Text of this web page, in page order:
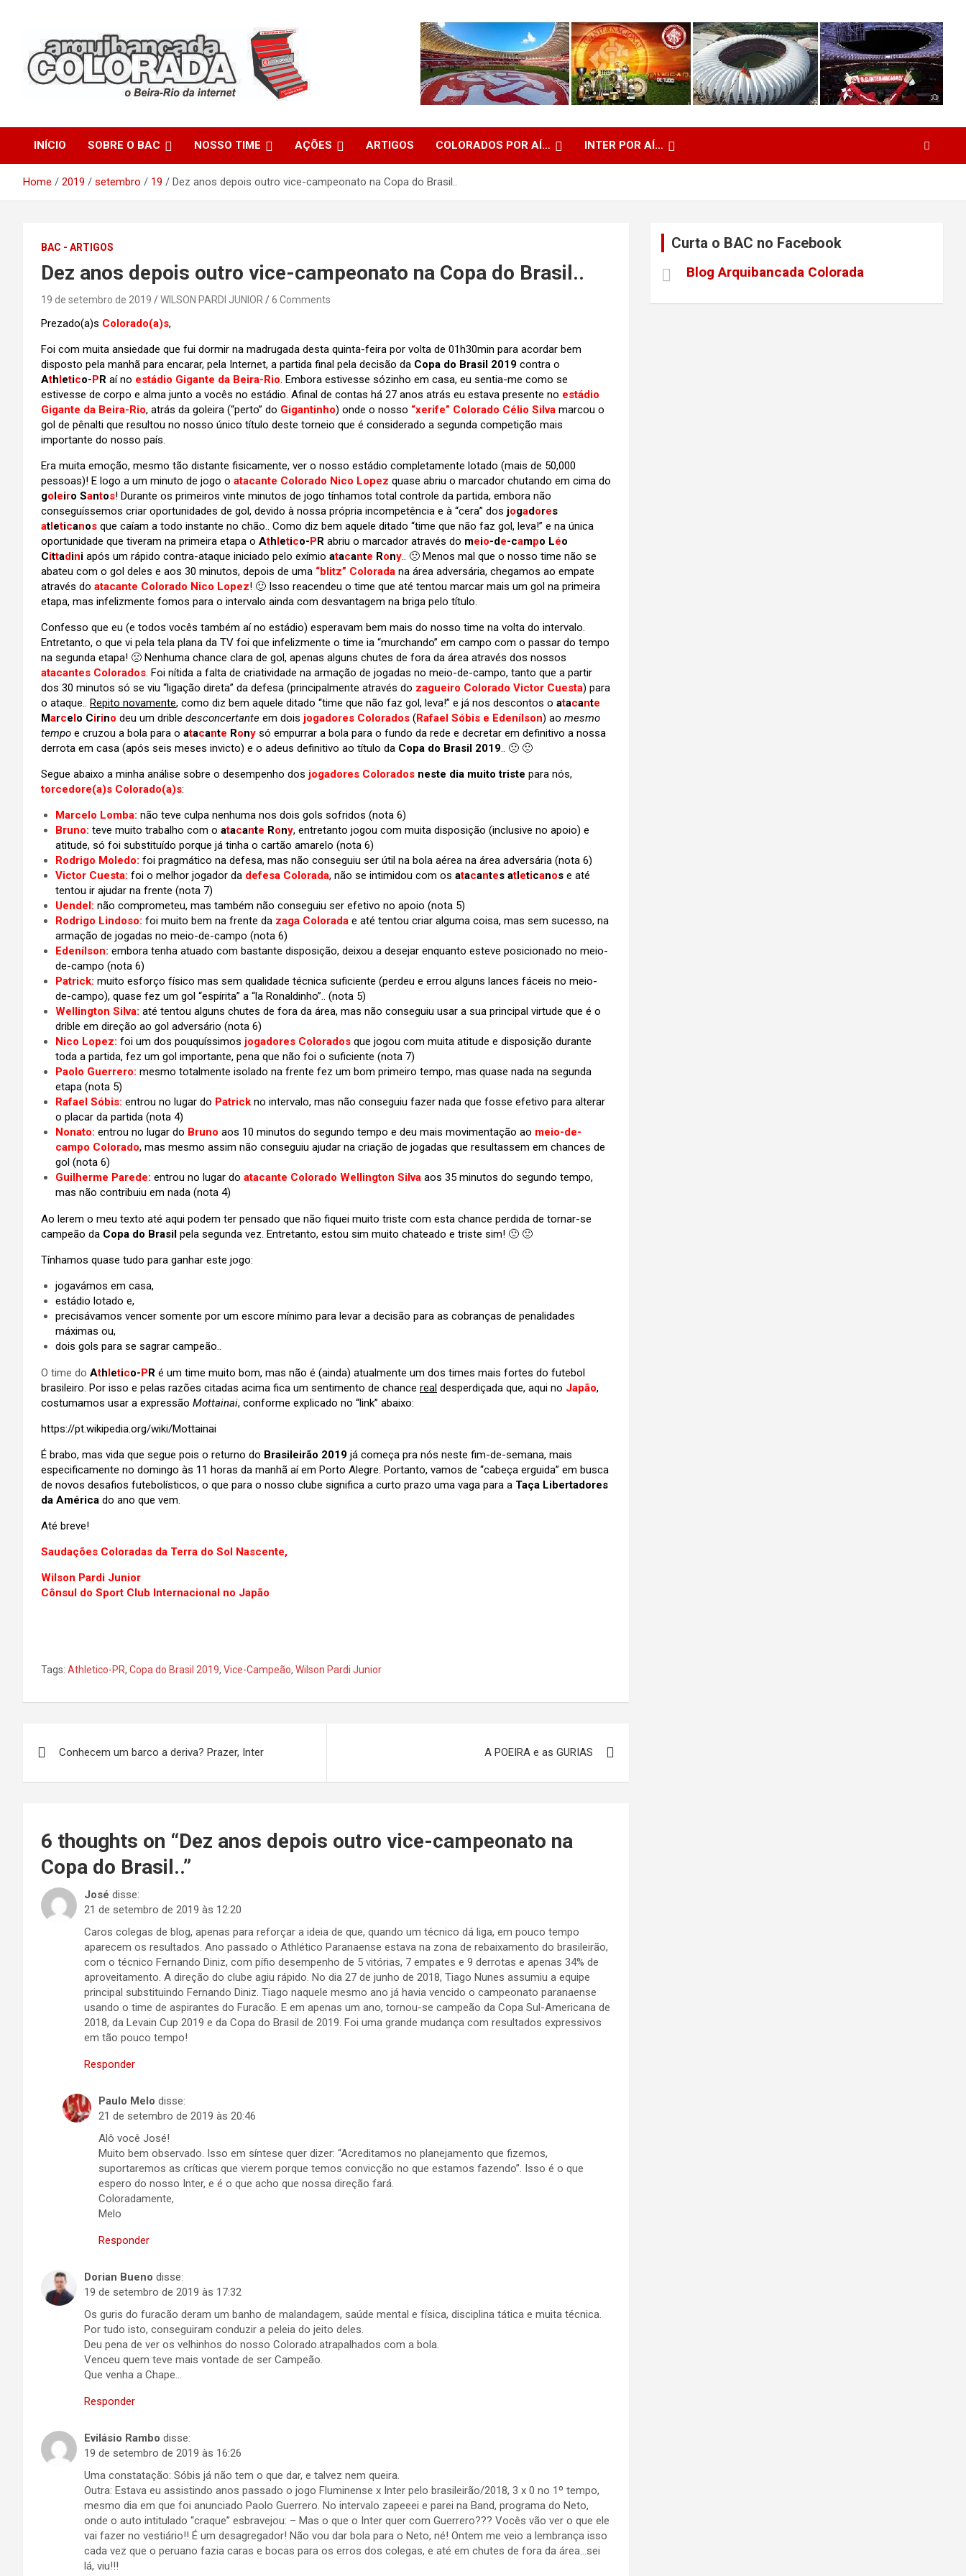
Arquibancada Colorada
INÍCIO SOBRE O BAC NOSSO TIME AÇÕES ARTIGOS COLORADOS POR AÍ… INTER POR AÍ…
Home 2019 setembro 19 Dez anos depois outro vice-campeonato na Copa do Brasil..
BAC - ARTIGOS
Dez anos depois outro vice-campeonato na Copa do Brasil..
19 de setembro de 2019 WILSON PARDI JUNIOR 6 Comments
Prezado(a)s Colorado(a)s,
Foi com muita ansiedade que fui dormir na madrugada desta quinta-feira por volta de 01h30min para acordar bem
disposto pela manhã para encarar, pela Internet, a partida final pela decisão da Copa do Brasil 2019 contra o
Athletico-PR aí no estádio Gigante da Beira-Rio. Embora estivesse sózinho em casa, eu sentia-me como se
estivesse de corpo e alma junto a vocês no estádio. Afinal de contas há 27 anos atrás eu estava presente no estádio
Gigante da Beira-Rio, atrás da goleira (“perto” do Gigantinho) onde o nosso “xerife” Colorado Célio Silva marcou o
gol de pênalti que resultou no nosso único título deste torneio que é considerado a segunda competição mais
importante do nosso país.
Era muita emoção, mesmo tão distante fisicamente, ver o nosso estádio completamente lotado (mais de 50,000
pessoas)! E logo a um minuto de jogo o atacante Colorado Nico Lopez quase abriu o marcador chutando em cima do
goleiro Santos! Durante os primeiros vinte minutos de jogo tínhamos total controle da partida, embora não
conseguíssemos criar oportunidades de gol, devido à nossa própria incompetência e à “cera” dos jogadores
atleticanos que caíam a todo instante no chão.. Como diz bem aquele ditado “time que não faz gol, leva!” e na única
oportunidade que tiveram na primeira etapa o Athletico-PR abriu o marcador através do meio-de-campo Léo
Cittadini após um rápido contra-ataque iniciado pelo exímio atacante Rony.. 🙁 Menos mal que o nosso time não se
abateu com o gol deles e aos 30 minutos, depois de uma “blitz” Colorada na área adversária, chegamos ao empate
através do atacante Colorado Nico Lopez! 🙂 Isso reacendeu o time que até tentou marcar mais um gol na primeira
etapa, mas infelizmente fomos para o intervalo ainda com desvantagem na briga pelo título.
Confesso que eu (e todos vocês também aí no estádio) esperavam bem mais do nosso time na volta do intervalo.
Entretanto, o que vi pela tela plana da TV foi que infelizmente o time ia “murchando” em campo com o passar do tempo
na segunda etapa! 🙁 Nenhuma chance clara de gol, apenas alguns chutes de fora da área através dos nossos
atacantes Colorados. Foi nítida a falta de criatividade na armação de jogadas no meio-de-campo, tanto que a partir
dos 30 minutos só se viu “ligação direta” da defesa (principalmente através do zagueiro Colorado Victor Cuesta) para
o ataque.. Repito novamente, como diz bem aquele ditado “time que não faz gol, leva!” e já nos descontos o atacante
Marcelo Cirino deu um drible desconcertante em dois jogadores Colorados (Rafael Sóbis e Edenílson) ao mesmo
tempo e cruzou a bola para o atacante Rony só empurrar a bola para o fundo da rede e decretar em definitivo a nossa
derrota em casa (após seis meses invicto) e o adeus definitivo ao título da Copa do Brasil 2019.. 🙁 🙁
Segue abaixo a minha análise sobre o desempenho dos jogadores Colorados neste dia muito triste para nós,
torcedore(a)s Colorado(a)s:
Marcelo Lomba: não teve culpa nenhuma nos dois gols sofridos (nota 6)
Bruno: teve muito trabalho com o atacante Rony, entretanto jogou com muita disposição (inclusive no apoio) e
atitude, só foi substituído porque já tinha o cartão amarelo (nota 6)
Rodrigo Moledo: foi pragmático na defesa, mas não conseguiu ser útil na bola aérea na área adversária (nota 6)
Victor Cuesta: foi o melhor jogador da defesa Colorada, não se intimidou com os atacantes atleticanos e até
tentou ir ajudar na frente (nota 7)
Uendel: não comprometeu, mas também não conseguiu ser efetivo no apoio (nota 5)
Rodrigo Lindoso: foi muito bem na frente da zaga Colorada e até tentou criar alguma coisa, mas sem sucesso, na
armação de jogadas no meio-de-campo (nota 6)
Edenílson: embora tenha atuado com bastante disposição, deixou a desejar enquanto esteve posicionado no meio-
de-campo (nota 6)
Patrick: muito esforço físico mas sem qualidade técnica suficiente (perdeu e errou alguns lances fáceis no meio-
de-campo), quase fez um gol “espírita” a “la Ronaldinho”.. (nota 5)
Wellington Silva: até tentou alguns chutes de fora da área, mas não conseguiu usar a sua principal virtude que é o
drible em direção ao gol adversário (nota 6)
Nico Lopez: foi um dos pouquíssimos jogadores Colorados que jogou com muita atitude e disposição durante
toda a partida, fez um gol importante, pena que não foi o suficiente (nota 7)
Paolo Guerrero: mesmo totalmente isolado na frente fez um bom primeiro tempo, mas quase nada na segunda
etapa (nota 5)
Rafael Sóbis: entrou no lugar do Patrick no intervalo, mas não conseguiu fazer nada que fosse efetivo para alterar
o placar da partida (nota 4)
Nonato: entrou no lugar do Bruno aos 10 minutos do segundo tempo e deu mais movimentação ao meio-de-
campo Colorado, mas mesmo assim não conseguiu ajudar na criação de jogadas que resultassem em chances de
gol (nota 6)
Guilherme Parede: entrou no lugar do atacante Colorado Wellington Silva aos 35 minutos do segundo tempo,
mas não contribuiu em nada (nota 4)
Ao lerem o meu texto até aqui podem ter pensado que não fiquei muito triste com esta chance perdida de tornar-se
campeão da Copa do Brasil pela segunda vez. Entretanto, estou sim muito chateado e triste sim! 🙁 🙁
Tínhamos quase tudo para ganhar este jogo:
jogavámos em casa,
estádio lotado e,
precisávamos vencer somente por um escore mínimo para levar a decisão para as cobranças de penalidades
máximas ou,
dois gols para se sagrar campeão..
O time do Athletico-PR é um time muito bom, mas não é (ainda) atualmente um dos times mais fortes do futebol
brasileiro. Por isso e pelas razões citadas acima fica um sentimento de chance real desperdiçada que, aqui no Japão,
costumamos usar a expressão Mottainai, conforme explicado no “link” abaixo:
https://pt.wikipedia.org/wiki/Mottainai
É brabo, mas vida que segue pois o returno do Brasileirão 2019 já começa pra nós neste fim-de-semana, mais
especificamente no domingo às 11 horas da manhã aí em Porto Alegre. Portanto, vamos de “cabeça erguida” em busca
de novos desafios futebolísticos, o que para o nosso clube significa a curto prazo uma vaga para a Taça Libertadores
da América do ano que vem.
Até breve!
Saudações Coloradas da Terra do Sol Nascente,
Wilson Pardi Junior
Cônsul do Sport Club Internacional no Japão
Tags: Athletico-PR, Copa do Brasil 2019, Vice-Campeão, Wilson Pardi Junior
de
Conhecem um barco a deriva? Prazer, Inter A POEIRA e as GURIAS
6 thoughts on “Dez anos depois outro vice-campeonato na
Copa do Brasil..”
José disse:
21 de setembro de 2019 às 12:20
Caros colegas de blog, apenas para reforçar a ideia de que, quando um técnico dá liga, em pouco tempo
aparecem os resultados. Ano passado o Athlético Paranaense estava na zona de rebaixamento do brasileirão,
com o técnico Fernando Diniz, com pífio desempenho de 5 vitórias, 7 empates e 9 derrotas e apenas 34% de
aproveitamento. A direção do clube agiu rápido. No dia 27 de junho de 2018, Tiago Nunes assumiu a equipe
principal substituindo Fernando Diniz. Tiago naquele mesmo ano já havia vencido o campeonato paranaense
usando o time de aspirantes do Furacão. E em apenas um ano, tornou-se campeão da Copa Sul-Americana de
2018, da Levain Cup 2019 e da Copa do Brasil de 2019. Foi uma grande mudança com resultados expressivos
em tão pouco tempo!
Responder
Paulo Melo disse:
21 de setembro de 2019 às 20:46
Alô você José!
Muito bem observado. Isso em síntese quer dizer: “Acreditamos no planejamento que fizemos,
suportaremos as críticas que vierem porque temos convicção no que estamos fazendo”. Isso é o que
espero do nosso Inter, e é o que acho que nossa direção fará.
Coloradamente,
Melo
Responder
Dorian Bueno disse:
19 de setembro de 2019 às 17:32
Os guris do furacão deram um banho de malandagem, saúde mental e física, disciplina tática e muita técnica.
Por tudo isto, conseguiram conduzir a peleia do jeito deles.
Deu pena de ver os velhinhos do nosso Colorado.atrapalhados com a bola.
Venceu quem teve mais vontade de ser Campeão.
Que venha a Chape…
Responder
Evilásio Rambo disse:
19 de setembro de 2019 às 16:26
Uma constatação: Sóbis já não tem o que dar, e talvez nem queira.
Outra: Estava eu assistindo anos passado o jogo Fluminense x Inter pelo brasileirão/2018, 3 x 0 no 1º tempo,
mesmo dia em que foi anunciado Paolo Guerrero. No intervalo zapeeei e parei na Band, programa do Neto,
onde o auto intitulado “craque” esbravejou: – Mas o que o Inter quer com Guerrero??? Vocês vão ver o que ele
vai fazer no vestiário!! É um desagregador! Não vou dar bola para o Neto, né! Ontem me veio a lembrança isso
cada vez que o peruano fazia caras e bocas para os erros dos colegas, e até em chutes de fora da área…sei
lá, viu!!!
Curta o BAC no Facebook
Blog Arquibancada Colorada